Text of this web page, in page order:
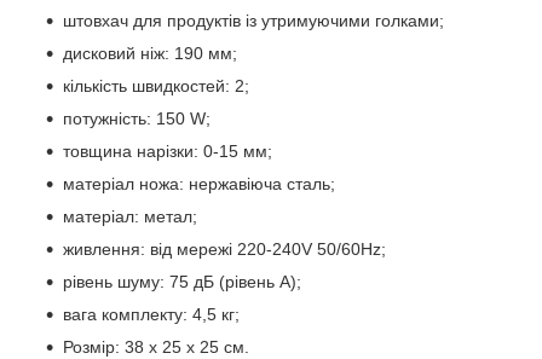
штовхач для продуктів із утримуючими голками;
дисковий ніж: 190 мм;
кількість швидкостей: 2;
потужність: 150 W;
товщина нарізки: 0-15 мм;
матеріал ножа: нержавіюча сталь;
матеріал: метал;
живлення: від мережі 220-240V 50/60Hz;
рівень шуму: 75 дБ (рівень A);
вага комплекту: 4,5 кг;
Розмір: 38 x 25 x 25 см.